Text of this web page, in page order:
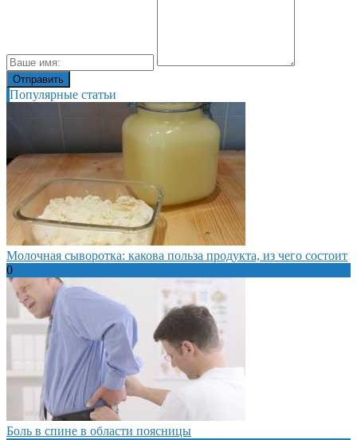
Популярные статьи
Молочная сыворотка: какова польза продукта, из чего состоит
0
Боль в спине в области поясницы